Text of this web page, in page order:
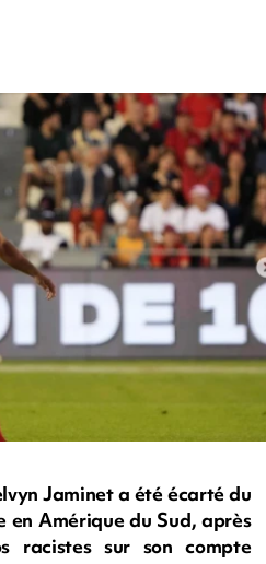
Jaminet a été écarté du
en Amérique du Sud, après
racistes sur son compte